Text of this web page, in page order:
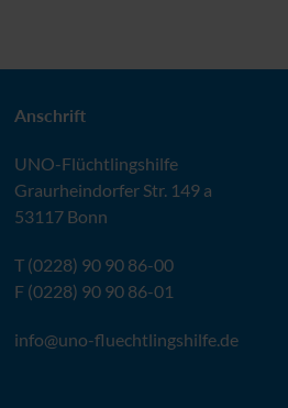
Anschrift
UNO-Flüchtlingshilfe
Graurheindorfer Str. 149 a
53117 Bonn
T (0228) 90 90 86-00
F (0228) 90 90 86-01
info@uno-fluechtlingshilfe.de